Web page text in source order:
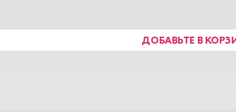
ДОБАВЬТЕ В